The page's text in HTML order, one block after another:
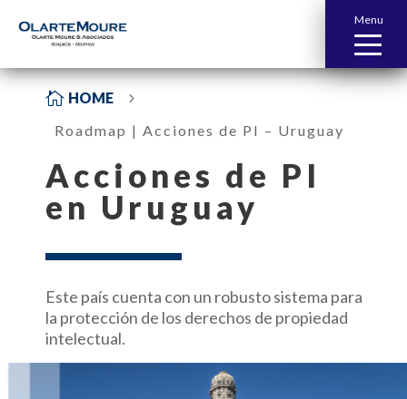
Menu
 HOME 5
Roadmap | Acciones de PI – Uruguay
Acciones de PI
en Uruguay
Este país cuenta con un robusto sistema para
la protección de los derechos de propiedad
intelectual.